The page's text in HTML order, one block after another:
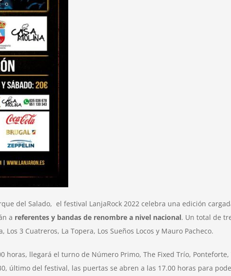
del Salado, el festival LanjaRock 2022 celebra una edición
a referentes y bandas de renombre a nivel nacional. Un total de
3 Cuatreros, La Topera, Los Sueños Locos y Mauro Pacheco.
llegará el turno de Número Primo, The Fixed Trío,
último del festival, las puertas se abren a las 17.00 horas para